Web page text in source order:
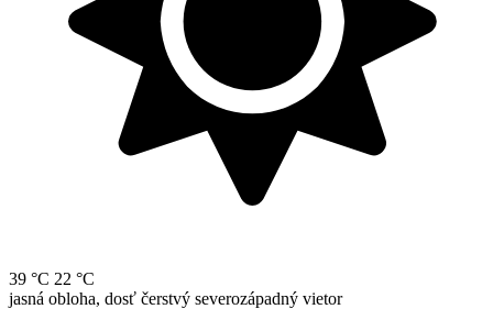
39 °C 22 °C
jasná obloha, dosť čerstvý severozápadný vietor